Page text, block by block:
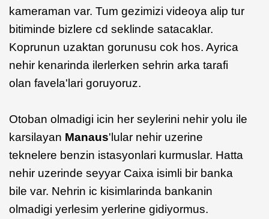
kameraman var. Tum gezimizi videoya alip tur
bitiminde bizlere cd seklinde satacaklar.
Koprunun uzaktan gorunusu cok hos. Ayrica
nehir kenarinda ilerlerken sehrin arka tarafi
olan favela'lari goruyoruz.
Otoban olmadigi icin her seylerini nehir yolu ile
karsilayan Manaus'lular nehir uzerine
teknelere benzin istasyonlari kurmuslar. Hatta
nehir uzerinde seyyar Caixa isimli bir banka
bile var. Nehrin ic kisimlarinda bankanin
olmadigi yerlesim yerlerine gidiyormus.